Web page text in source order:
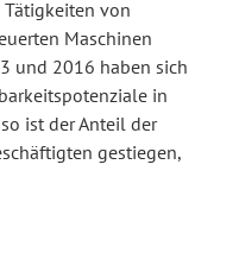
von
Maschinen
und 2016 haben sich
in
ist der Anteil der
gestiegen,